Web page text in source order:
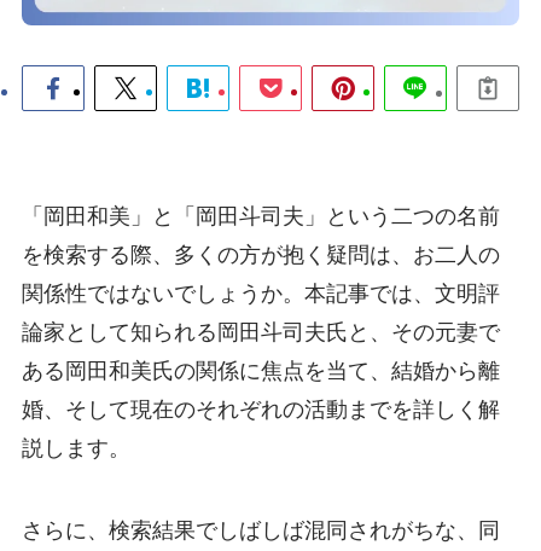
「岡田和美」と「岡田斗司夫」という二つの名前
を検索する際、多くの方が抱く疑問は、お二人の
関係性ではないでしょうか。本記事では、文明評
論家として知られる岡田斗司夫氏と、その元妻で
ある岡田和美氏の関係に焦点を当て、結婚から離
婚、そして現在のそれぞれの活動までを詳しく解
説します。
さらに、検索結果でしばしば混同されがちな、同